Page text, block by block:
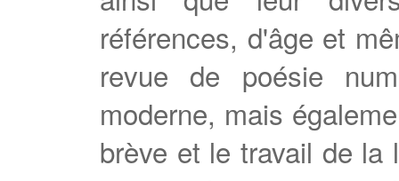
références, d'âge et
revue de poésie
moderne, mais
brève et le travail de la